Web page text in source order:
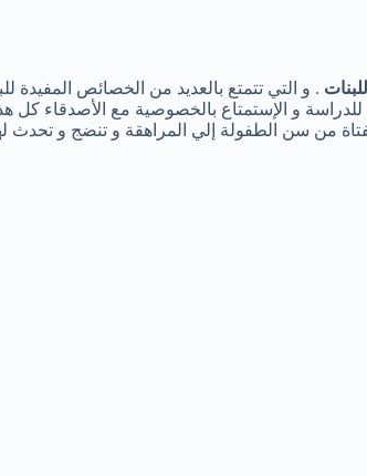
. و التي تتمتع بالعديد من الخصائص
و الإستمتاع بالخصوصية مع الأصدقاء كل
من سن الطفولة إلي المراهقة و تنضج و تحدث